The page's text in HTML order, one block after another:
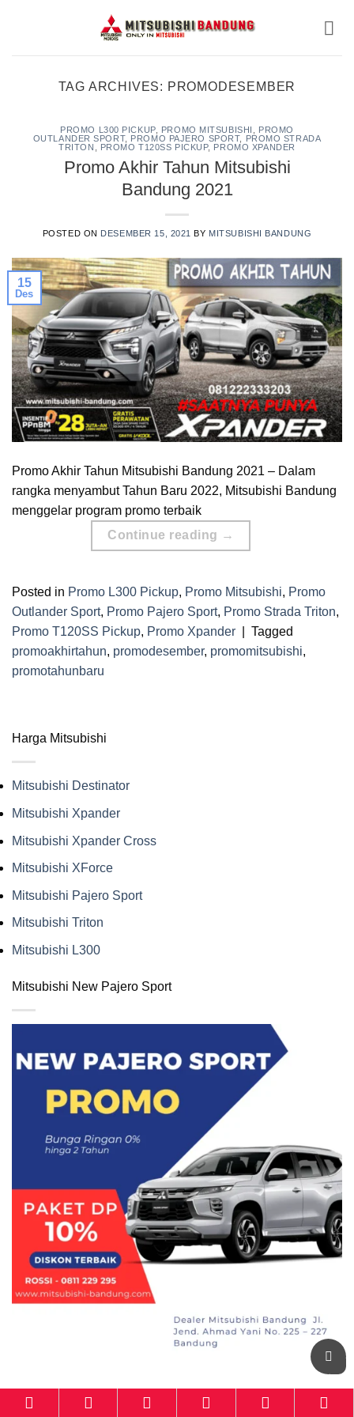
TAG ARCHIVES: PROMODESEMBER
PROMO L300 PICKUP, PROMO MITSUBISHI
PROMO
OUTLANDER SPORT, PROMO PAJERO SPORT,
PROMO STRADA
TRITON
PROMO T120SS PICKUP, PROMO XPANDER
Promo Akhir Tahun Mitsubishi
Bandung 2021
POSTED ON DESEMBER 15, 2021 BY MITSUBISHI BANDUNG
15
Des
Promo Akhir Tahun Mitsubishi Bandung 2021 – Dalam
rangka menyambut Tahun Baru 2022, Mitsubishi Bandung
menggelar program promo terbaik
Continue reading →
Posted in Promo L300 Pickup, Promo Mitsubishi, Promo
Outlander Sport, Promo Pajero Sport, Promo Strada Triton,
Promo T120SS Pickup, Promo Xpander
Tagged
promoakhirtahun, promodesember, promomitsubishi,
promotahunbaru
Harga Mitsubishi
Mitsubishi Destinator
Mitsubishi Xpander
Mitsubishi Xpander Cross
Mitsubishi XForce
Mitsubishi Pajero Sport
Mitsubishi Triton
Mitsubishi L300
Mitsubishi New Pajero Sport